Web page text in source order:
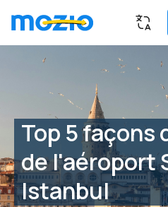
Top 5 façons
de l'aéroport
Istanbul